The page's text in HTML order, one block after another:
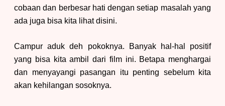
cobaan dan berbesar hati dengan setiap masalah yang
ada juga bisa kita lihat disini.
Campur aduk deh pokoknya.
Banyak hal-hal positif
yang bisa kita ambil dari film ini. Betapa menghargai
dan menyayangi pasangan itu penting sebelum kita
akan kehilangan sosoknya.